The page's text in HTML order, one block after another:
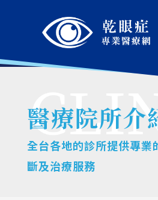
醫療院所介
全台各地的診所提供專業
斷及治療服務